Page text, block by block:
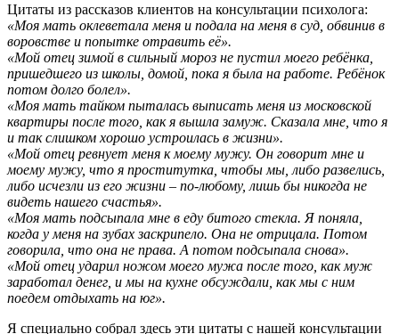
Цитаты из рассказов клиентов на консультации психолога:
«Моя мать оклеветала меня и подала на меня в суд, обвинив в
воровстве и попытке отравить её».
«Мой отец зимой в сильный мороз не пустил моего ребёнка,
пришедшего из школы, домой, пока я была на работе. Ребёнок
потом долго болел».
«Моя мать тайком пыталась выписать меня из московской
квартиры после того, как я вышла замуж. Сказала мне, что я
и так слишком хорошо устроилась в жизни».
«Мой отец ревнует меня к моему мужу. Он говорит мне и
моему мужу, что я проститутка, чтобы мы, либо развелись,
либо исчезли из его жизни – по-любому, лишь бы никогда не
видеть нашего счастья».
«Моя мать подсыпала мне в еду битого стекла. Я поняла,
когда у меня на зубах заскрипело. Она не отрицала. Потом
говорила, что она не права. А потом подсыпала снова».
«Мой отец ударил ножом моего мужа после того, как муж
заработал денег, и мы на кухне обсуждали, как мы с ним
поедем отдыхать на юг».
Я специально собрал здесь эти цитаты с нашей консультации